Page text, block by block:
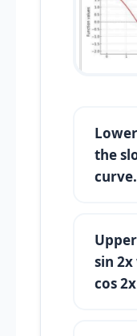
the
curve.
sin
cos 2x